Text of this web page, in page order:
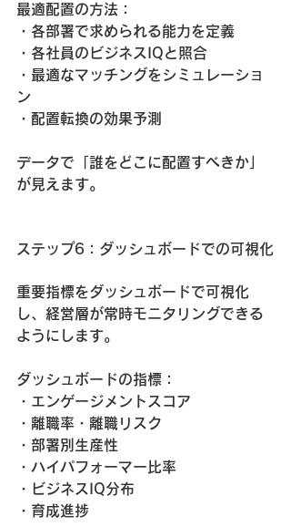
最適配置の方法：
・各部署で求められる能力を定義
・各社員のビジネスIQと照合
・最適なマッチングをシミュレーショ
ン
・配置転換の効果予測
データで「誰をどこに配置すべきか」
が見えます。
ステップ6：ダッシュボードでの可視化
重要指標をダッシュボードで可視化
し、経営層が常時モニタリングできる
ようにします。
ダッシュボードの指標：
・エンゲージメントスコア
・離職率・離職リスク
・部署別生産性
・ハイパフォーマー比率
・ビジネスIQ分布
・育成進捗